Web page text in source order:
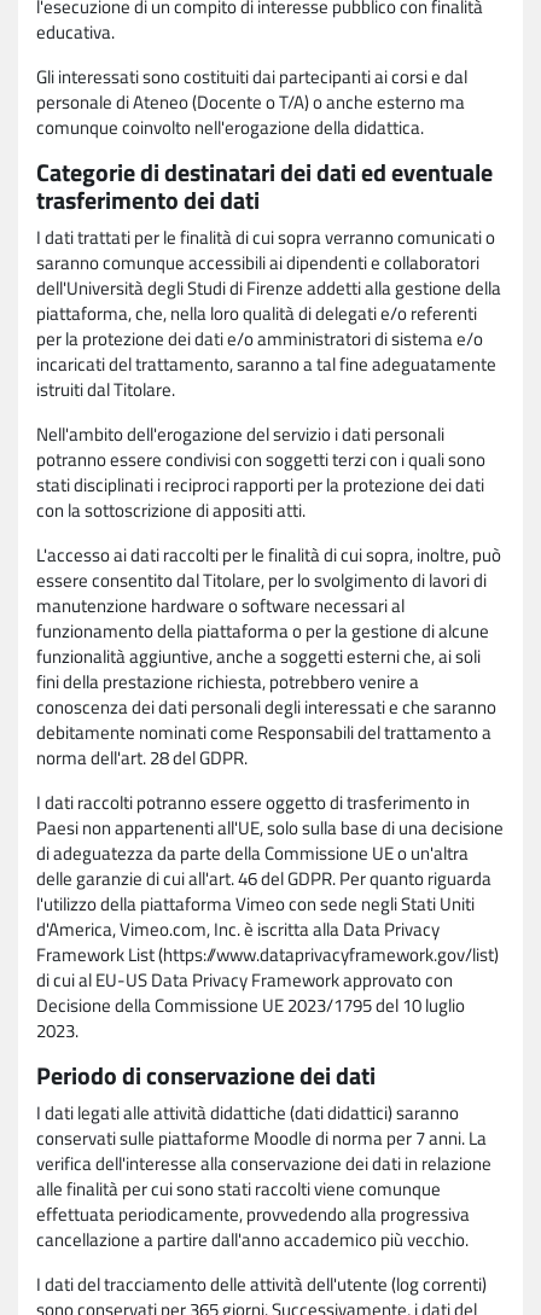
l'esecuzione di un compito di interesse pubblico con finalità
educativa.
Gli interessati sono costituiti dai partecipanti ai corsi e dal
personale di Ateneo (Docente o T/A) o anche esterno ma
comunque coinvolto nell'erogazione della didattica.
Categorie di destinatari dei dati ed eventuale
trasferimento dei dati
I dati trattati per le finalità di cui sopra verranno comunicati o
saranno comunque accessibili ai dipendenti e collaboratori
dell'Università degli Studi di Firenze addetti alla gestione della
piattaforma, che, nella loro qualità di delegati e/o referenti
per la protezione dei dati e/o amministratori di sistema e/o
incaricati del trattamento, saranno a tal fine adeguatamente
istruiti dal Titolare.
Nell'ambito dell'erogazione del servizio i dati personali
potranno essere condivisi con soggetti terzi con i quali sono
stati disciplinati i reciproci rapporti per la protezione dei dati
con la sottoscrizione di appositi atti.
L'accesso ai dati raccolti per le finalità di cui sopra, inoltre, può
essere consentito dal Titolare, per lo svolgimento di lavori di
manutenzione hardware o software necessari al
funzionamento della piattaforma o per la gestione di alcune
funzionalità aggiuntive, anche a soggetti esterni che, ai soli
fini della prestazione richiesta, potrebbero venire a
conoscenza dei dati personali degli interessati e che saranno
debitamente nominati come Responsabili del trattamento a
norma dell'art. 28 del GDPR.
I dati raccolti potranno essere oggetto di trasferimento in
Paesi non appartenenti all'UE, solo sulla base di una decisione
di adeguatezza da parte della Commissione UE o un'altra
delle garanzie di cui all'art. 46 del GDPR. Per quanto riguarda
l'utilizzo della piattaforma Vimeo con sede negli Stati Uniti
d'America, Vimeo.com, Inc. è iscritta alla Data Privacy
Framework List (https://www.dataprivacyframework.gov/list)
di cui al EU-US Data Privacy Framework approvato con
Decisione della Commissione UE 2023/1795 del 10 luglio
2023.
Periodo di conservazione dei dati
I dati legati alle attività didattiche (dati didattici) saranno
conservati sulle piattaforme Moodle di norma per 7 anni. La
verifica dell'interesse alla conservazione dei dati in relazione
alle finalità per cui sono stati raccolti viene comunque
effettuata periodicamente, provvedendo alla progressiva
cancellazione a partire dall'anno accademico più vecchio.
I dati del tracciamento delle attività dell'utente (log correnti)
sono conservati per 365 giorni. Successivamente, i dati del